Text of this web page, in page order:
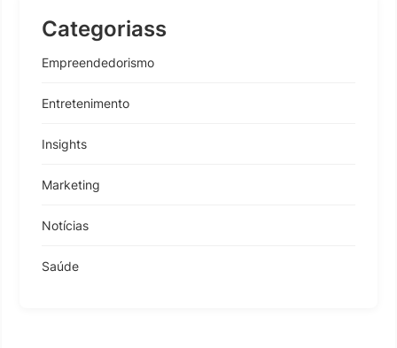
Categoriass
Empreendedorismo
Entretenimento
Insights
Marketing
Notícias
Saúde